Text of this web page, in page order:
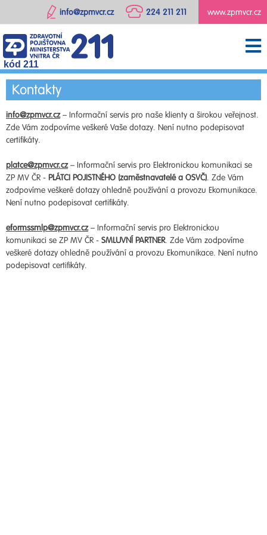
www.zpmvcr.cz
224 211 211
info@zpmvcr.cz
kód 211
Kontakty
info@zpmvcr.cz– Informační servis pro naše klienty a širokou veřejnost.
Zde Vám zodpovíme veškeré Vaše dotazy. Není nutno podepisovat
certifikáty.
platce@zpmvcr.cz– Informační servis pro Elektronickou komunikaci se
ZP MV ČR - PLÁTCI POJISTNÉHO (zaměstnavatelé a OSVČ). Zde Vám
zodpovíme veškeré dotazy ohledně používání a provozu Ekomunikace.
Není nutno podepisovat certifikáty.
eformssmlp@zpmvcr.cz– Informační servis pro Elektronickou
komunikaci se ZP MV ČR - SMLUVNÍ PARTNER. Zde Vám zodpovíme
veškeré dotazy ohledně používání a provozu Ekomunikace. Není nutno
podepisovat certifikáty.